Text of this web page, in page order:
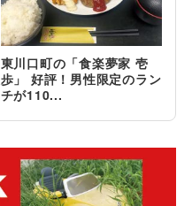
東川口町の「食楽夢家 壱
歩」 好評！男性限定のラン
チが110...